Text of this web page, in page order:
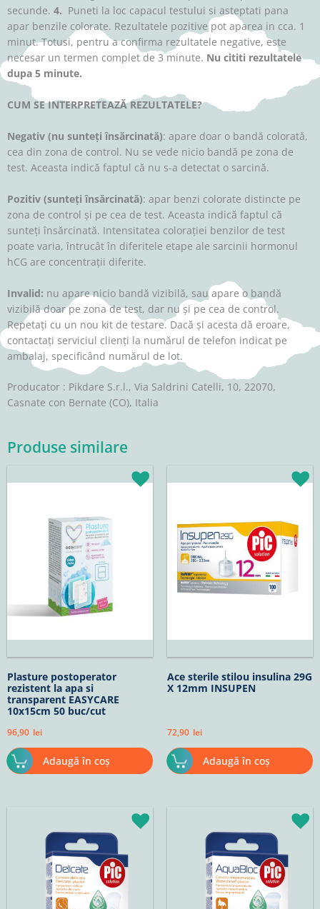
secunde. 4. Puneti la loc capacul testului si asteptati pana
apar benzile colorate. Rezultatele pozitive pot aparea in cca. 1
minut. Totusi, pentru a confirma rezultatele negative, este
necesar un termen complet de 3 minute. Nu cititi rezultatele
dupa 5 minute.
CUM SE INTERPRETEAZĂ REZULTATELE?
Negativ (nu sunteţi însărcinată): apare doar o bandă colorată,
cea din zona de control. Nu se vede nicio bandă pe zona de
test. Aceasta indică faptul că nu s-a detectat o sarcină.
Pozitiv (sunteţi însărcinată): apar benzi colorate distincte pe
zona de control și pe cea de test. Aceasta indică faptul că
sunteţi însărcinată. Intensitatea coloraţiei benzilor de test
poate varia, întrucât în diferitele etape ale sarcinii hormonul
hCG are concentraţii diferite.
Invalid: nu apare nicio bandă vizibilă, sau apare o bandă
vizibilă doar pe zona de test, dar nu și pe cea de control.
Repetaţi cu un nou kit de testare. Dacă și acesta dă eroare,
contactaţi serviciul clienţi la numărul de telefon indicat pe
ambalaj, specificând numărul de lot.
Producator : Pikdare S.r.l., Via Saldrini Catelli, 10, 22070,
Casnate con Bernate (CO), Italia
Produse similare
Plasture postoperator
rezistent la apa si
transparent EASYCARE
10x15cm 50 buc/cut
96,90 lei
Adaugă în coș
Ace sterile stilou insulina 29G
X 12mm INSUPEN
72,90 lei
Adaugă în coș